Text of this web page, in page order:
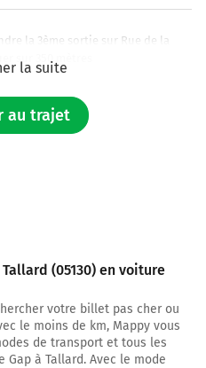
la 3ème sortie sur Rue de la
sur 350 mètres
Dumont sur 160 mètres
sur 300 mètres
Rue Alphonse Daudet et
la suite
au trajet
(05130) en voiture
votre billet pas cher ou
le moins de km, Mappy vous
de transport et tous les
à Tallard. Avec le mode